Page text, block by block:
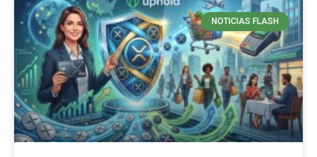
NOTICIAS FLASH